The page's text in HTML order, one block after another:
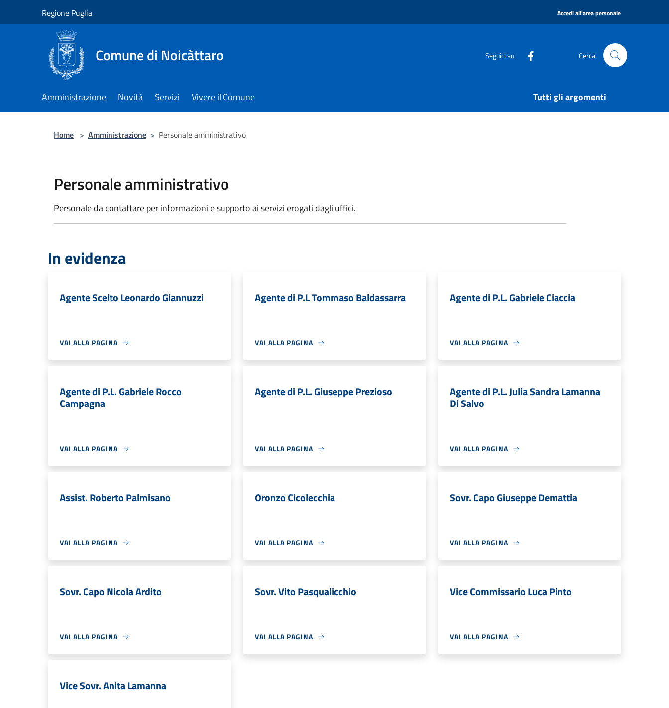
Regione Puglia Accedi all'area personale
Comune di Noicàttaro Seguici su Cerca
Amministrazione Novità Servizi Vivere il Comune Tutti gli argomenti
Home > Amministrazione > Personale amministrativo
Personale amministrativo
Personale da contattare per informazioni e supporto ai servizi erogati dagli uffici.
In evidenza
Agente Scelto Leonardo Giannuzzi
VAI ALLA PAGINA
Agente di P.L Tommaso Baldassarra
VAI ALLA PAGINA
Agente di P.L. Gabriele Ciaccia
VAI ALLA PAGINA
Agente di P.L. Gabriele Rocco
Campagna
VAI ALLA PAGINA
Agente di P.L. Giuseppe Prezioso
VAI ALLA PAGINA
Agente di P.L. Julia Sandra Lamanna
Di Salvo
VAI ALLA PAGINA
Assist. Roberto Palmisano
VAI ALLA PAGINA
Oronzo Cicolecchia
VAI ALLA PAGINA
Sovr. Capo Giuseppe Demattia
VAI ALLA PAGINA
Sovr. Capo Nicola Ardito
VAI ALLA PAGINA
Sovr. Vito Pasqualicchio
VAI ALLA PAGINA
Vice Commissario Luca Pinto
VAI ALLA PAGINA
Vice Sovr. Anita Lamanna